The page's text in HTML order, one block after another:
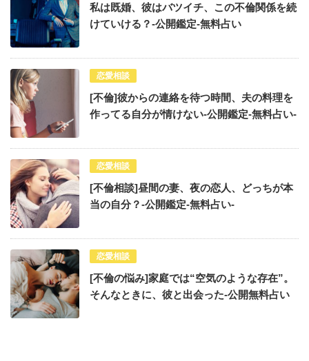
私は既婚、彼はバツイチ、この不倫関係を続
けていける？-公開鑑定-無料占い
恋愛相談
[不倫]彼からの連絡を待つ時間、夫の料理を
作ってる自分が情けない-公開鑑定-無料占い-
恋愛相談
[不倫相談]昼間の妻、夜の恋人、どっちが本
当の自分？-公開鑑定-無料占い-
恋愛相談
[不倫の悩み]家庭では“空気のような存在”。
そんなときに、彼と出会った-公開無料占い